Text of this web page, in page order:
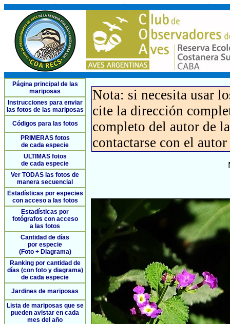
Página principal de las
mariposas
Instrucciones para enviar
las fotos de las mariposas
Códigos para las fotos
PRIMERAS fotos
de cada especie
ULTIMAS fotos
de cada especie
Ver TODAS las fotos de
manera secuencial
Estadísticas por especies
con acceso a las fotos
Estadísticas por
fotógrafos con acceso
a las fotos
Cantidad de días
por especie
(Foto + Diagrama)
Ranking por cantidad de
días (con foto y diagrama)
de cada especie
Jardines de mariposas
Lista de mariposas que se
pueden avistar en cada
mes del año
Nota: si necesita usar
cite la dirección
completo del autor de
contactarse con el